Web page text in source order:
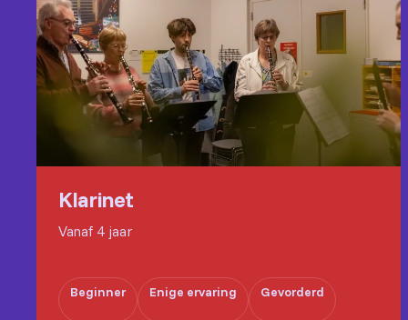
Klarinet
Vanaf 4 jaar
Beginner Enige ervaring Gevorderd